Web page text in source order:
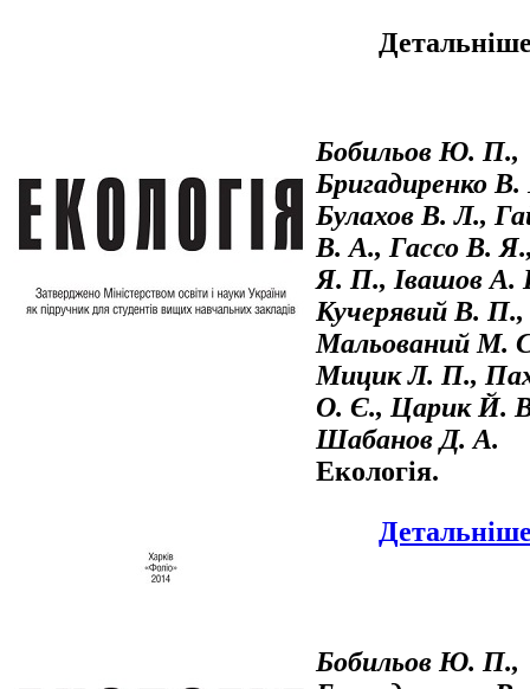
Бобильов Ю. П.,
Бригадиренко В.
Булахов В. Л.,
В. А., Гассо В.
Я. П., Івашов А.
Кучерявий В. П.,
Мальований М.
Мицик Л. П.,
О. Є., Царик Й.
Шабанов Д. А.
Екологія.
Бобильов Ю. П.,